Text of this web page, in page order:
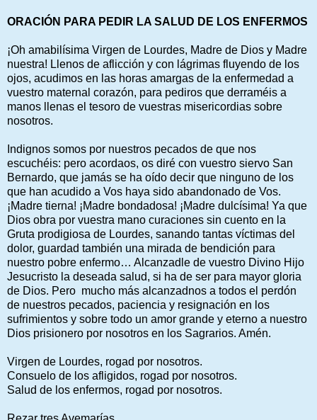
ORACIÓN PARA PEDIR LA SALUD DE LOS ENFERMOS
¡Oh amabilísima Virgen de Lourdes, Madre de Dios y Madre
nuestra! Llenos de aflicción y con lágrimas fluyendo de los
ojos, acudimos en las horas amargas de la enfermedad a
vuestro maternal corazón, para pediros que derraméis a
manos llenas el tesoro de vuestras misericordias sobre
nosotros.
Indignos somos por nuestros pecados de que nos
escuchéis: pero acordaos, os diré con vuestro siervo San
Bernardo, que jamás se ha oído decir que ninguno de los
que han acudido a Vos haya sido abandonado de Vos.
¡Madre tierna! ¡Madre bondadosa! ¡Madre dulcísima! Ya que
Dios obra por vuestra mano curaciones sin cuento en la
Gruta prodigiosa de Lourdes, sanando tantas víctimas del
dolor, guardad también una mirada de bendición para
nuestro pobre enfermo… Alcanzadle de vuestro Divino Hijo
Jesucristo la deseada salud, si ha de ser para mayor gloria
de Dios. Pero mucho más alcanzadnos a todos el perdón
de nuestros pecados, paciencia y resignación en los
sufrimientos y sobre todo un amor grande y eterno a nuestro
Dios prisionero por nosotros en los Sagrarios. Amén.
Virgen de Lourdes, rogad por nosotros.
Consuelo de los afligidos, rogad por nosotros.
Salud de los enfermos, rogad por nosotros.